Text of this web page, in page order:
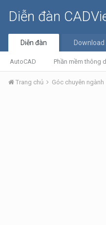
Diễn đàn
Diễn đàn
AutoCAD Phần mềm thông
Download
Trang chủ Góc chuyên ngành